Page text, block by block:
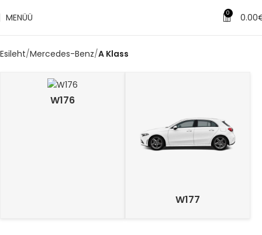
MENÜÜ 0 0.00
Esileht Mercedes-Benz A Klass
W176
W177